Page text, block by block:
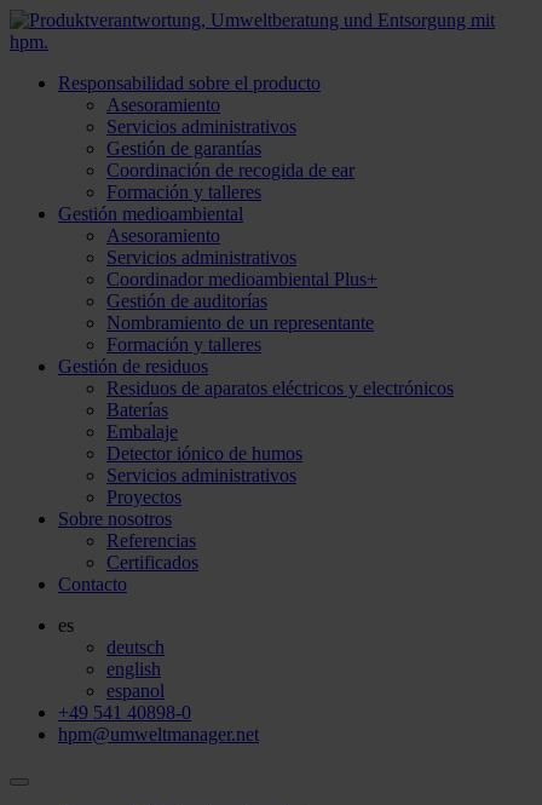
Responsabilidad sobre el producto
Asesoramiento
Servicios administrativos
Gestión de garantías
Coordinación de recogida de ear
Formación y talleres
Gestión medioambiental
Asesoramiento
Servicios administrativos
Coordinador medioambiental Plus+
Gestión de auditorías
Nombramiento de un representante
Formación y talleres
Gestión de residuos
Residuos de aparatos eléctricos y electrónicos
Baterías
Embalaje
Detector iónico de humos
Servicios administrativos
Proyectos
Sobre nosotros
Referencias
Certificados
Contacto
es
deutsch
english
espanol
+49 541 40898-0
hpm@umweltmanager.net